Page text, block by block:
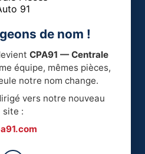
de nom !
CPA91 — Centrale
équipe, mêmes pièces,
notre nom change.
vers notre nouveau
site :